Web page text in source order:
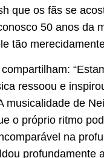
que os fãs se
50 anos da
tão
ressoou e
de
o próprio ritmo
na
profundamente